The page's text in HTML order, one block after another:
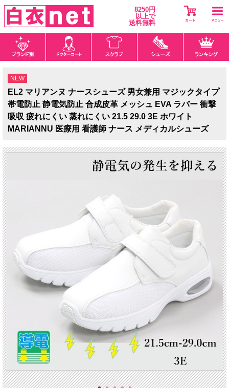
8250円
以上で
送料無料
NEW
EL2 マリアンヌ ナースシューズ 男女兼用 マジックタイプ
帯電防止 静電気防止 合成皮革 メッシュ EVA ラバー 衝撃
吸収 疲れにくい 蒸れにくい 21.5 29.0 3E ホワイト
MARIANNU 医療用 看護師 ナース メディカルシューズ